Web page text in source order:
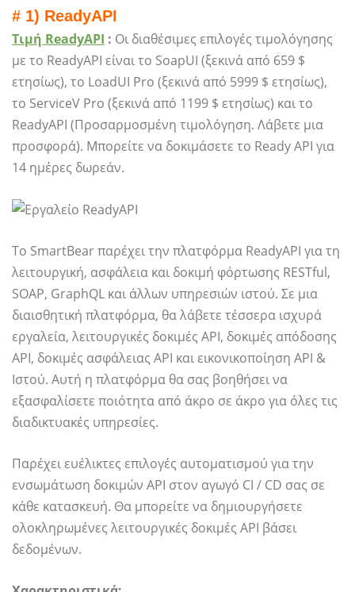
# 1) ReadyAPI
Τιμή ReadyAPI : Οι διαθέσιμες επιλογές τιμολόγησης
με το ReadyAPI είναι το SoapUI (ξεκινά από 659 $
ετησίως), το LoadUI Pro (ξεκινά από 5999 $ ετησίως),
το ServiceV Pro (ξεκινά από 1199 $ ετησίως) και το
ReadyAPI (Προσαρμοσμένη τιμολόγηση. Λάβετε μια
προσφορά). Μπορείτε να δοκιμάσετε το Ready API για
14 ημέρες δωρεάν.
Το SmartBear παρέχει την πλατφόρμα ReadyAPI για τη
λειτουργική, ασφάλεια και δοκιμή φόρτωσης RESTful,
SOAP, GraphQL και άλλων υπηρεσιών ιστού. Σε μια
διαισθητική πλατφόρμα, θα λάβετε τέσσερα ισχυρά
εργαλεία, λειτουργικές δοκιμές API, δοκιμές απόδοσης
API, δοκιμές ασφάλειας API και εικονικοποίηση API &
Ιστού. Αυτή η πλατφόρμα θα σας βοηθήσει να
εξασφαλίσετε ποιότητα από άκρο σε άκρο για όλες τις
διαδικτυακές υπηρεσίες.
Παρέχει ευέλικτες επιλογές αυτοματισμού για την
ενσωμάτωση δοκιμών API στον αγωγό CI / CD σας σε
κάθε κατασκευή. Θα μπορείτε να δημιουργήσετε
ολοκληρωμένες λειτουργικές δοκιμές API βάσει
δεδομένων.